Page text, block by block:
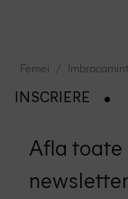
Femei
INSCRIERE
Afla